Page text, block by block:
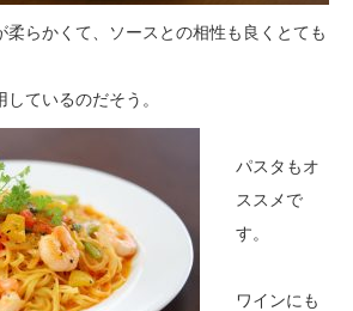
柔らかくて、ソースとの相性も良くとても
ているのだそう。
パスタもオ
ススメで
す。
ワインにも